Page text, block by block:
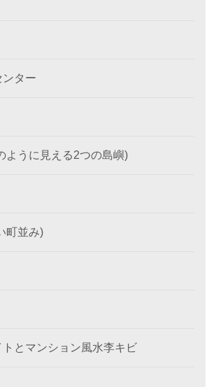
ター
ように見える2つの島嶼)
町並み)
とマンション風水李キビ